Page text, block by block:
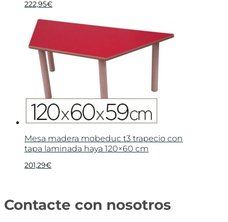
222,95€
Mesa madera mobeduc t3 trapecio con
tapa laminada haya 120×60 cm
201,29€
Contacte con nosotros